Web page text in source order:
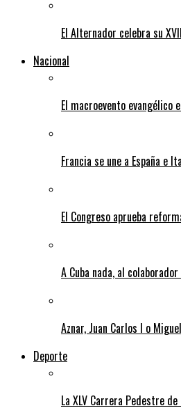
El Alternador celebra su
Nacional
El macroevento evangélico
Francia se une a España e
El Congreso aprueba
A Cuba nada, al
Aznar, Juan Carlos I o
Deporte
La XLV Carrera Pedestre